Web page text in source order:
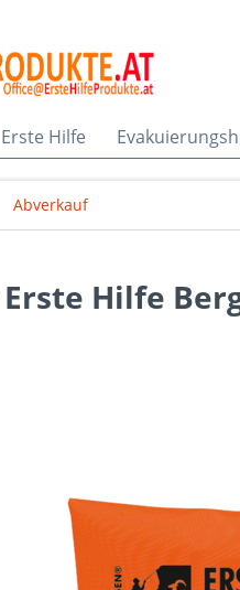
Erste Hilfe
Abverkauf
Erste Hilfe